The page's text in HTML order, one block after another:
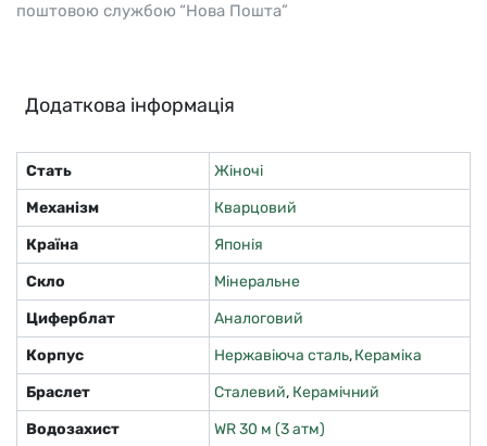
поштовою службою “Нова Пошта”
Додаткова інформація
Стать
Жіночі
Механізм
Кварцовий
Країна
Японія
Скло
Мінеральне
Циферблат
Аналоговий
Корпус
Нержавіюча сталь,Кераміка
Браслет
Сталевий, Керамічний
Водозахист
WR 30 м (3 атм)